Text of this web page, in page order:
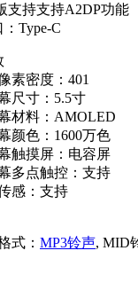
支持支持A2DP功能
Type-C
素密度： 401
尺寸： 5.5寸
材料： AMOLED
颜色： 1600万色
触摸屏： 电容屏
多点触控： 支持
感： 支持
式： MP3铃声, MID